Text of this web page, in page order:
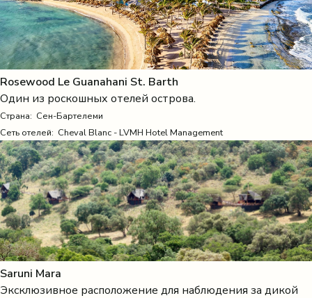
Rosewood Le Guanahani St. Barth
Один из роскошных отелей острова.
Страна: Сен-Бартелеми
Сеть отелей: Cheval Blanc - LVMH Hotel Management
Saruni Mara
Эксклюзивное расположение для наблюдения за дикой